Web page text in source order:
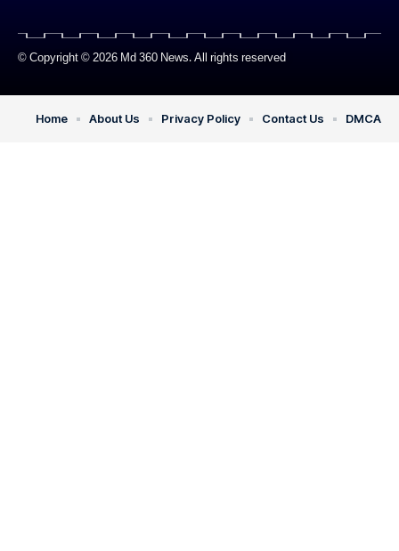
© Copyright © 2026 Md 360 News. All rights reserved
Home About Us Privacy Policy Contact Us DMCA